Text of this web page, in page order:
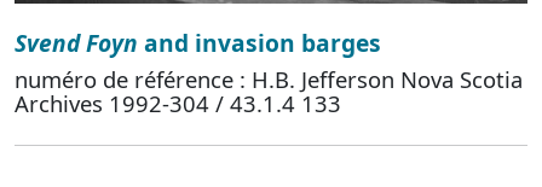
Svend Foyn and invasion barges
numéro de référence : H.B. Jefferson Nova Scotia
Archives 1992-304 / 43.1.4 133